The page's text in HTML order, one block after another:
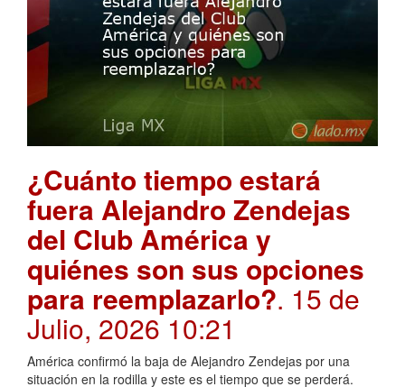
¿Cuánto tiempo estará
fuera Alejandro Zendejas
del Club América y
quiénes son sus opciones
para reemplazarlo?. 15 de
Julio, 2026 10:21
América confirmó la baja de Alejandro Zendejas por una
situación en la rodilla y este es el tiempo que se perderá.